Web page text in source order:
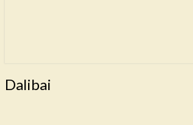
Dalibai
Dalibai